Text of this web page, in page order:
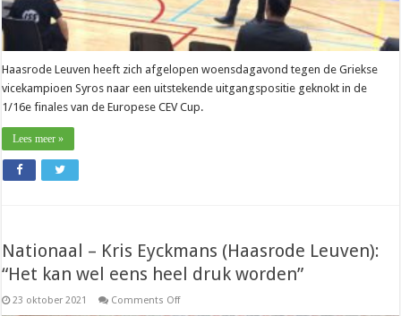
Haasrode Leuven heeft zich afgelopen woensdagavond tegen de Griekse
vicekampioen Syros naar een uitstekende uitgangspositie geknokt in de
1/16e finales van de Europese CEV Cup.
Lees meer »
Nationaal – Kris Eyckmans (Haasrode Leuven):
“Het kan wel eens heel druk worden”
23 oktober 2021 Comments Offon